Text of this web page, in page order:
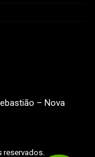
– Nova